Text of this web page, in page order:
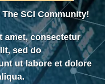
SCI Community!
amet, consectetur
sed do
ut labore et dolore